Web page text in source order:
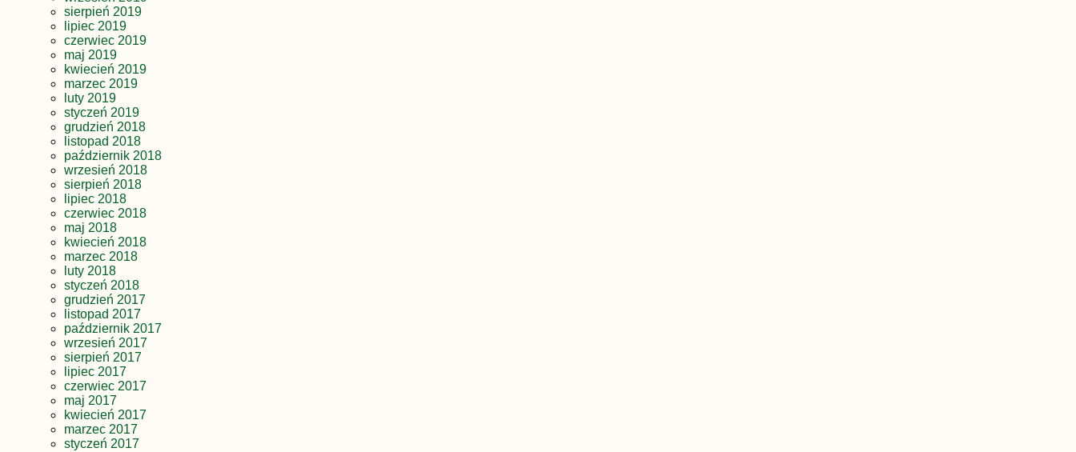
sierpień 2019
lipiec 2019
czerwiec 2019
maj 2019
kwiecień 2019
marzec 2019
luty 2019
styczeń 2019
grudzień 2018
listopad 2018
październik 2018
wrzesień 2018
sierpień 2018
lipiec 2018
czerwiec 2018
maj 2018
kwiecień 2018
marzec 2018
luty 2018
styczeń 2018
grudzień 2017
listopad 2017
październik 2017
wrzesień 2017
sierpień 2017
lipiec 2017
czerwiec 2017
maj 2017
kwiecień 2017
marzec 2017
styczeń 2017